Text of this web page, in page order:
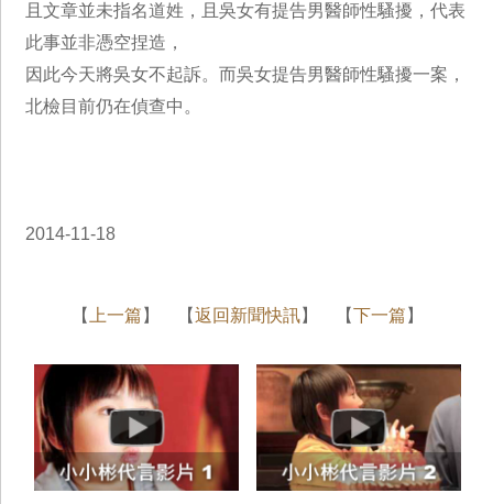
且文章並未指名道姓，且吳女有提告男醫師性騷擾，代表
此事並非憑空捏造，
因此今天將吳女不起訴。而吳女提告男醫師性騷擾一案，
北檢目前仍在偵查中。
2014-11-18
【 上一篇 】 【返回新聞快訊】 【下一篇 】